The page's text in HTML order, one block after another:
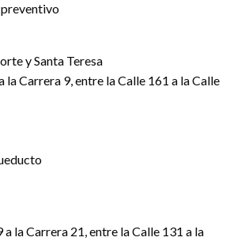
y Santa Teresa
la Carrera 9, entre la Calle 161 a la Calle
a la Carrera 21, entre la Calle 131 a la